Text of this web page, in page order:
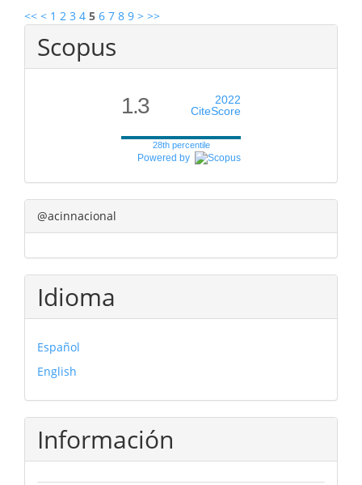
<< < 1 2 3 4 5 6 7 8 9 > >>
Scopus
1.3
2022
CiteScore
28th percentile
Powered by
@acinnacional
Idioma
Español
English
Información